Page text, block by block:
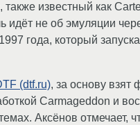
также известный как
идёт не об эмуляции
года, который
(dtf.ru), за основу взят
Carmageddon и
Аксёнов отмечает,